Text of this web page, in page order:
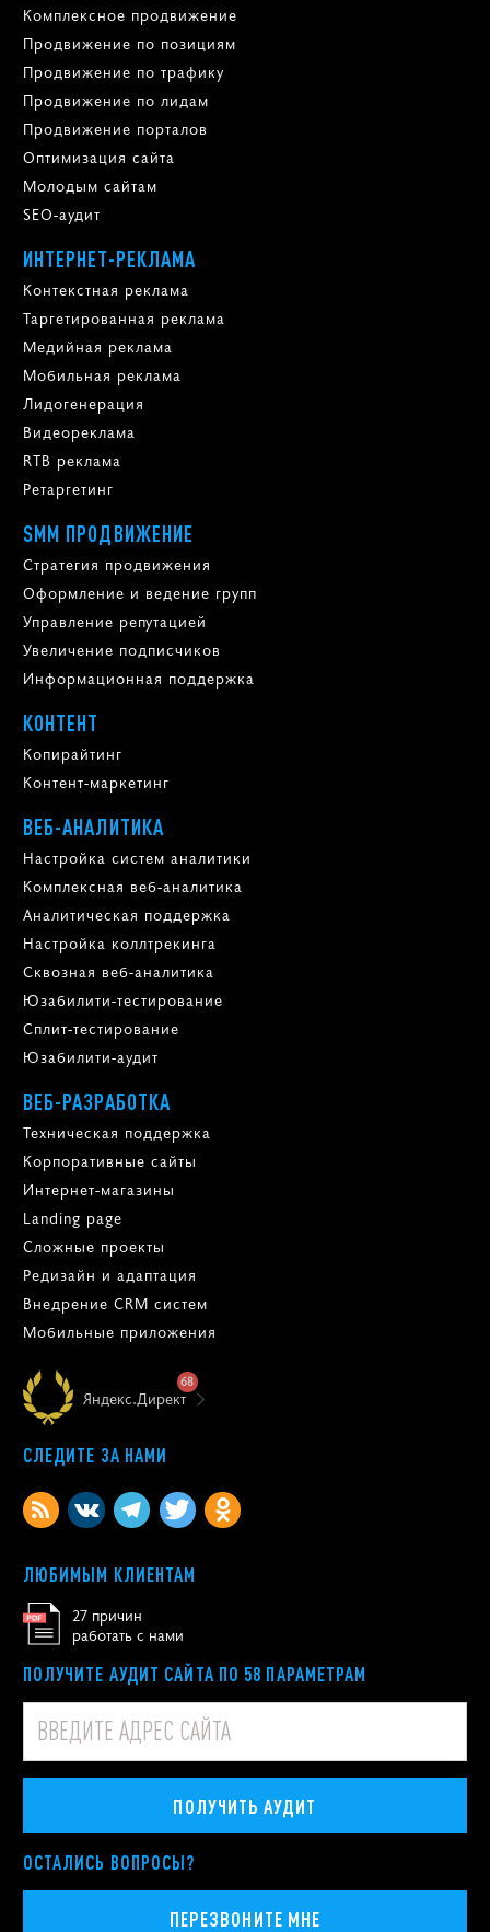
Комплексное продвижение
Продвижение по позициям
Продвижение по трафику
Продвижение по лидам
Продвижение порталов
Оптимизация сайта
Молодым сайтам
SEO-аудит
ИНТЕРНЕТ-РЕКЛАМА
Контекстная реклама
Таргетированная реклама
Медийная реклама
Мобильная реклама
Лидогенерация
Видеореклама
RTB реклама
Ретаргетинг
SMM ПРОДВИЖЕНИЕ
Стратегия продвижения
Оформление и ведение групп
Управление репутацией
Увеличение подписчиков
Информационная поддержка
КОНТЕНТ
Копирайтинг
Контент-маркетинг
ВЕБ-АНАЛИТИКА
Настройка систем аналитики
Комплексная веб-аналитика
Аналитическая поддержка
Настройка коллтрекинга
Сквозная веб-аналитика
Юзабилити-тестирование
Сплит-тестирование
Юзабилити-аудит
ВЕБ-РАЗРАБОТКА
Техническая поддержка
Корпоративные сайты
Интернет-магазины
Landing page
Сложные проекты
Редизайн и адаптация
Внедрение CRM систем
Мобильные приложения
Яндекс.Директ
68
СЛЕДИТЕ ЗА НАМИ
ЛЮБИМЫМ КЛИЕНТАМ
27 причин
работать с нами
ПОЛУЧИТЕ АУДИТ САЙТА ПО 58 ПАРАМЕТРАМ
ПОЛУЧИТЬ АУДИТ
ОСТАЛИСЬ ВОПРОСЫ?
ПЕРЕЗВОНИТЕ МНЕ